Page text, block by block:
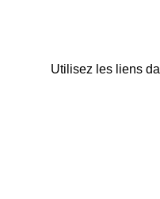
Utilisez les liens